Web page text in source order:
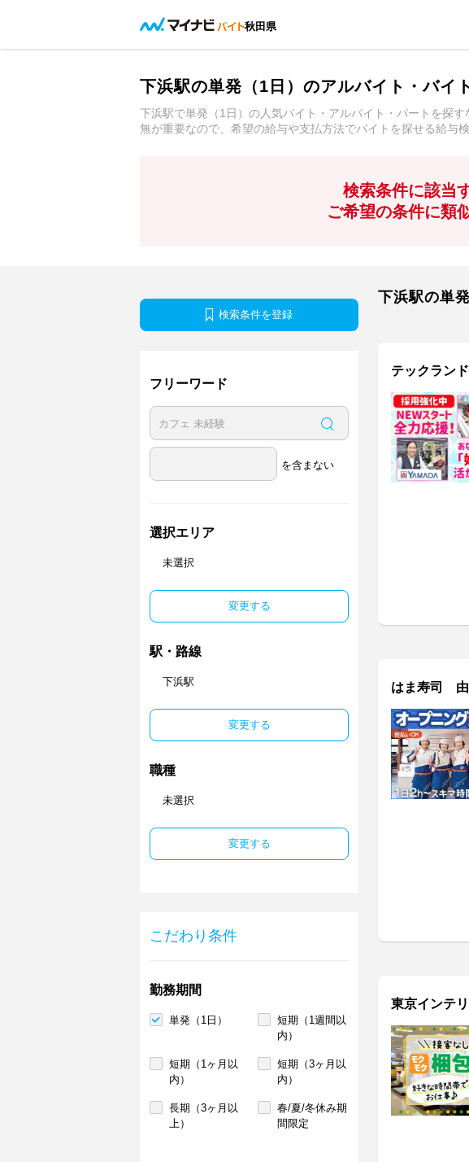
秋田県
下浜駅の単発（1日）のアルバイト・バイ
下浜駅で単発（1日）の人気バイト・アルバイト・パートを探
無が重要なので、希望の給与や支払方法でバイトを探せる給与
検索条件に該当
ご希望の条件に類
検索条件を登録
フリーワード
を含まない
選択エリア
未選択
変更する
駅・路線
下浜駅
変更する
職種
未選択
変更する
こだわり条件
勤務期間
単発（1日）
短期（1週間以
内）
短期（1ヶ月以
内）
短期（3ヶ月以
内）
長期（3ヶ月以
上）
春/夏/冬休み期
間限定
下浜駅の単
テックラン
はま寿司
東京インテ